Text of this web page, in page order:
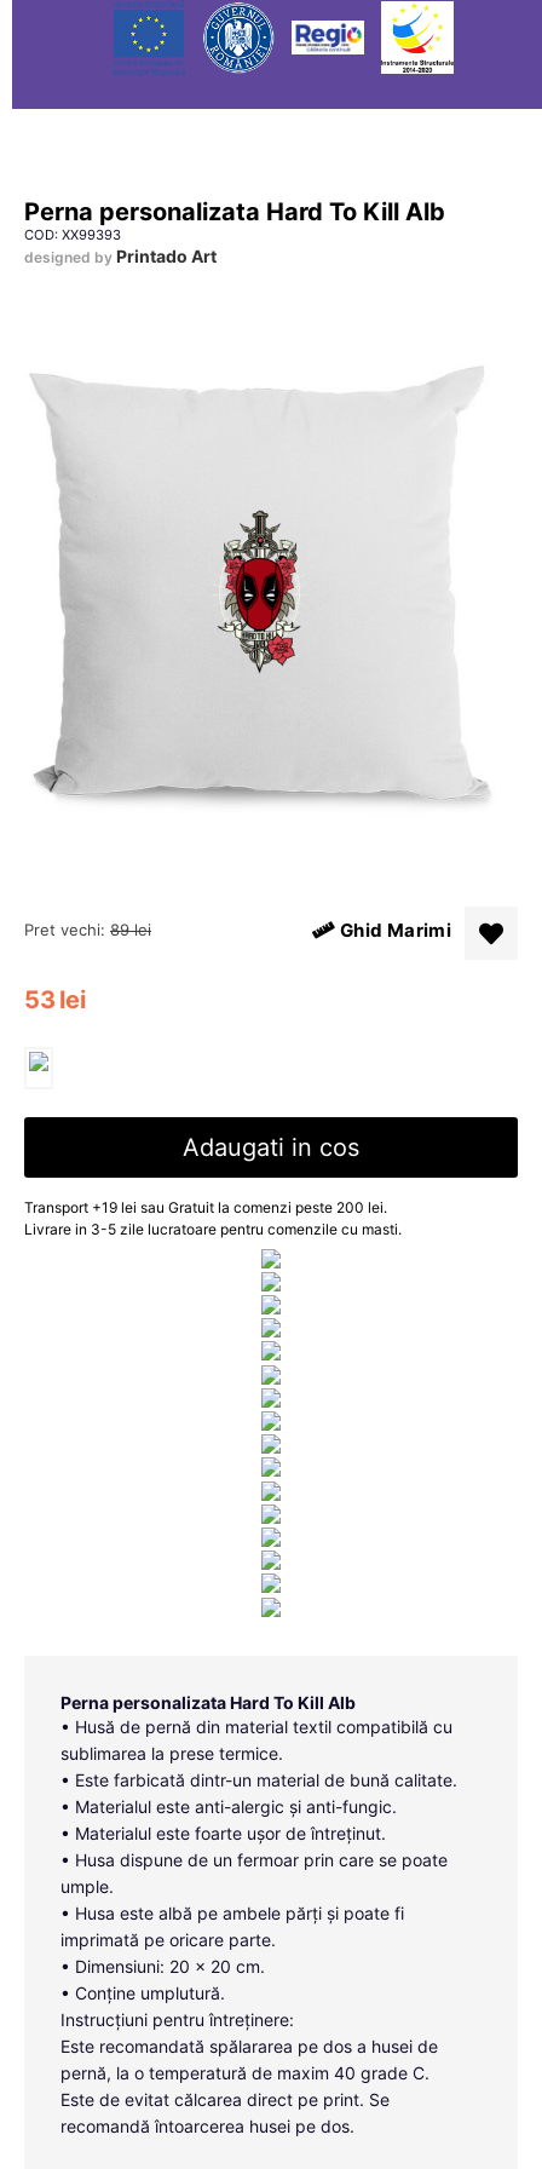
Perna personalizata Hard To Kill Alb
COD: XX99393
designed by Printado Art
Pret vechi: 89 lei
53 lei
Ghid Marimi
Adaugati in cos
Transport +19 lei sau Gratuit la comenzi peste 200 lei.
Livrare in 3-5 zile lucratoare pentru comenzile cu masti.
Perna personalizata Hard To Kill Alb
• Husă de pernă din material textil compatibilă cu
sublimarea la prese termice.
• Este farbicată dintr-un material de bună calitate.
• Materialul este anti-alergic și anti-fungic.
• Materialul este foarte ușor de întreținut.
• Husa dispune de un fermoar prin care se poate
umple.
• Husa este albă pe ambele părți și poate fi
imprimată pe oricare parte.
• Dimensiuni: 20 x 20 cm.
• Conține umplutură.
Instrucțiuni pentru întreținere:
Este recomandată spălararea pe dos a husei de
pernă, la o temperatură de maxim 40 grade C.
Este de evitat călcarea direct pe print. Se
recomandă întoarcerea husei pe dos.